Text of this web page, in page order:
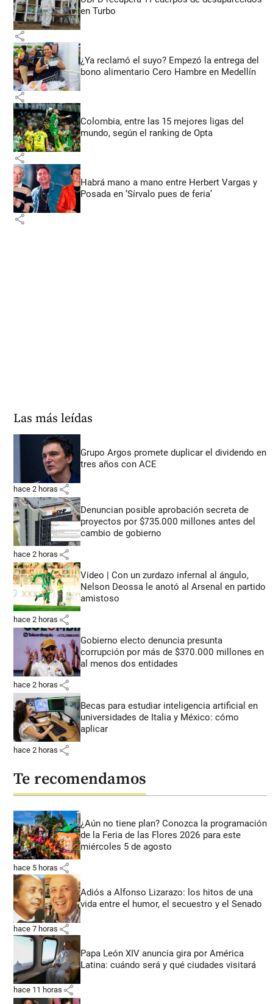
en Turbo
share
¿Ya reclamó el suyo? Empezó la entrega del
bono alimentario Cero Hambre en Medellín
share
Colombia, entre las 15 mejores ligas del
mundo, según el ranking de Opta
share
Habrá mano a mano entre Herbert Vargas y
Posada en ‘Sírvalo pues de feria’
share
Las más leídas
Grupo Argos promete duplicar el dividendo en
tres años con ACE
hace 2 horas share
Denuncian posible aprobación secreta de
proyectos por $735.000 millones antes del
cambio de gobierno
hace 2 horas share
Video | Con un zurdazo infernal al ángulo,
Nelson Deossa le anotó al Arsenal en partido
amistoso
hace 2 horas share
Gobierno electo denuncia presunta
corrupción por más de $370.000 millones en
al menos dos entidades
hace 2 horas share
Becas para estudiar inteligencia artificial en
universidades de Italia y México: cómo
aplicar
hace 2 horas share
Te recomendamos
¿Aún no tiene plan? Conozca la programación
de la Feria de las Flores 2026 para este
miércoles 5 de agosto
hace 5 horas share
Adiós a Alfonso Lizarazo: los hitos de una
vida entre el humor, el secuestro y el Senado
hace 7 horas share
Papa León XIV anuncia gira por América
Latina: cuándo será y qué ciudades visitará
hace 11 horas share